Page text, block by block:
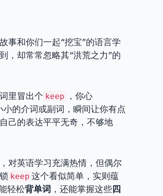
事和你们一起“挖宝”的语言学
，却常常忽略其“洪荒之力”的
里冒出个 keep
，你心
小的介词或副词，瞬间让你有点
己的表达平平无奇，不够地
对英语学习充满热情，但偶尔
keep 这个看似简单，实则蕴
轻松背单词 ，还能掌握这些四